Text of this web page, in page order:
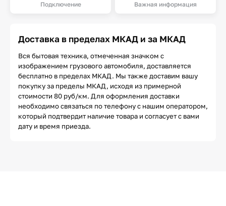
Подключение Важная информация
Доставка в пределах МКАД и за МКАД
Вся бытовая техника, отмеченная значком с
изображением грузового автомобиля, доставляется
бесплатно в пределах МКАД. Мы также доставим вашу
покупку за пределы МКАД, исходя из примерной
стоимости 80 руб/км. Для оформления доставки
необходимо связаться по телефону с нашим оператором,
который подтвердит наличие товара и согласует с вами
дату и время приезда.